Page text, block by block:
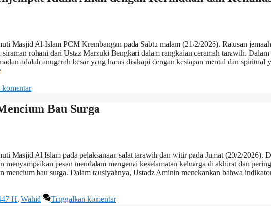
Masjid Al-Islam PCM Krembangan pada Sabtu malam (21/2/2026). Ratusan
rohani dari Ustaz Marzuki Bengkari dalam rangkaian ceramah tarawih. Dalam
adalah anugerah besar yang harus disikapi dengan kesiapan mental dan spiritual
komentar
Bau Surga
Masjid Al Islam pada pelaksanaan salat tarawih dan witir pada Jumat (20/2/2026).
menyampaikan pesan mendalam mengenai keselamatan keluarga di akhirat dan
mencium bau surga. Dalam tausiyahnya, Ustadz Aminin menekankan bahwa
H, Wahid Tinggalkan komentar